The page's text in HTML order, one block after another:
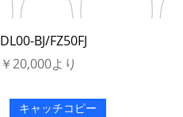
DL00-BJ/FZ50FJ
￥20,000より
セール価格
キャッチコピー